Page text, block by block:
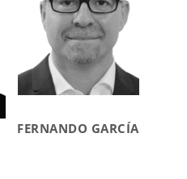
FERNANDO GARCÍA